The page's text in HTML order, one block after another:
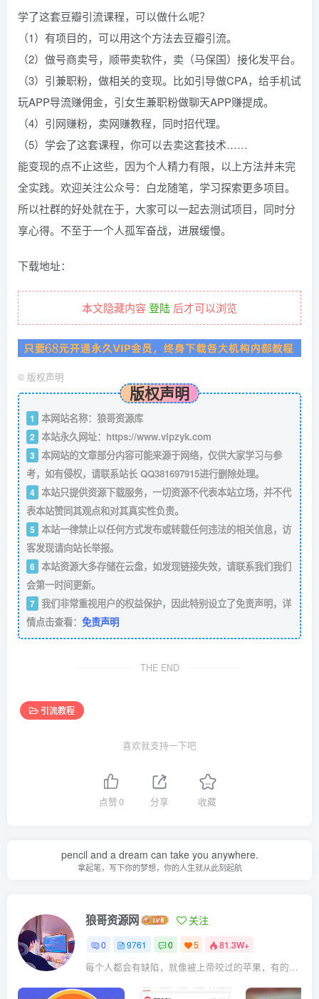
学了这套豆瓣引流课程，可以做什么呢？
（1）有项目的，可以用这个方法去豆瓣引流。
（2）做号商卖号，顺带卖软件，卖（马保国）接化发平台。
（3）引兼职粉，做相关的变现。比如引导做CPA，给手机试
玩APP导流赚佣金，引女生兼职粉做聊天APP赚提成。
（4）引网赚粉，卖网赚教程，同时招代理。
（5）学会了这套课程，你可以去卖这套技术……
能变现的点不止这些，因为个人精力有限，以上方法并未完
全实践。欢迎关注公众号：白龙随笔，学习探索更多项目。
所以社群的好处就在于，大家可以一起去测试项目，同时分
享心得。不至于一个人孤军奋战，进展缓慢。
下载地址：
本文隐藏内容 登陆 后才可以浏览
© 版权声明
版权声明
1 本网站名称：狼哥资源库
2 本站永久网址： https://www.vipzyk.com
3 本网站的文章部分内容可能来源于网络，仅供大家学习与参
考，如有侵权，请联系站长 QQ381697915进行删除处理。
4 本站只提供资源下载服务，一切资源不代表本站立场，并不代
表本站赞同其观点和对其真实性负责。
5 本站一律禁止以任何方式发布或转载任何违法的相关信息，访
客发现请向站长举报。
6 本站资源大多存储在云盘，如发现链接失效，请联系我们我们
会第一时间更新。
7 我们非常重视用户的权益保护，因此特别设立了免责声明，详
情点击查看： 免责声明
THE END
引流教程
喜欢就支持一下吧
点赞0 分享 收藏
pencil and a dream can take you anywhere.
拿起笔，写下你的梦想，你的人生就从此刻起航
狼哥资源网 关注
0 9761 0 5 81.3W+
每个人都会有缺陷，就像被上帝咬过的苹果，有的人缺陷比较大，正是因为上帝特别喜欢他的芬芳